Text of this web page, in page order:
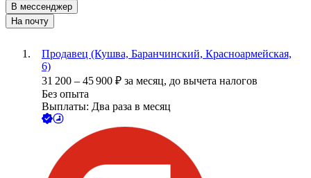
В мессенджер
На почту
Продавец (Кушва, Баранчинский, Красноармейская,
6)
31 200 – 45 900 ₽ за месяц, до вычета налогов
Без опыта
Выплаты: Два раза в месяц